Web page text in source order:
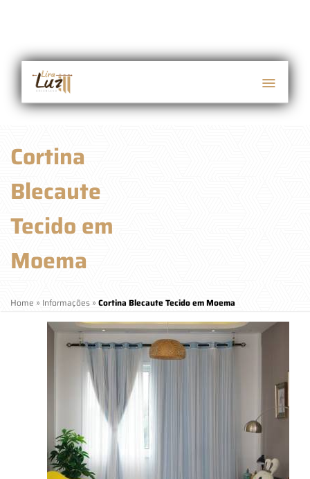
Cortina
Blecaute
Tecido em
Moema
Home » Informações » Cortina Blecaute Tecido em Moema